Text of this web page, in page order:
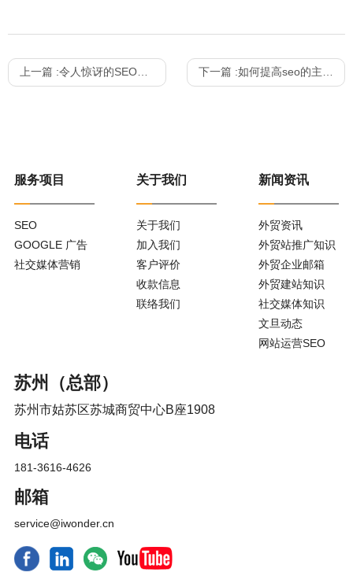
上一篇 :令人惊讶的SEO测试结果 下一篇 :如何提高seo的主题权威
服务项目
SEO
GOOGLE 广告
社交媒体营销
关于我们
关于我们
加入我们
客户评价
收款信息
联络我们
新闻资讯
外贸资讯
外贸站推广知识
外贸企业邮箱
外贸建站知识
社交媒体知识
文旦动态
网站运营SEO
苏州（总部）
苏州市姑苏区苏城商贸中心B座1908
电话
181-3616-4626
邮箱
service@iwonder.cn